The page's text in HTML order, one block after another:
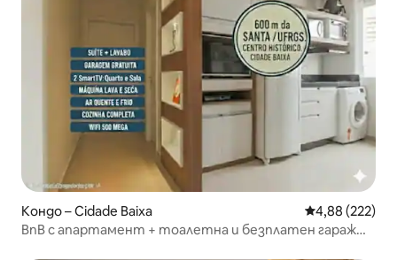
Кондо – Cidade Baixa Средна
4,88 (222)
BnB с апартамент + тоалетна и безплатен гараж